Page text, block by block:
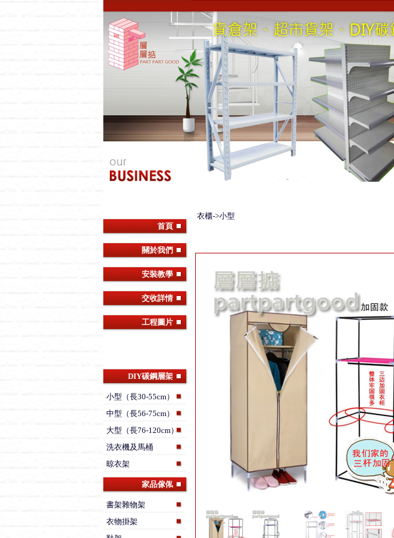
首頁
關於我們
安裝教學
交收詳情
工程圖片
DIY碳鋼層架
小型（長30-55cm）
中型（長56-75cm）
大型（長76-120cm）
洗衣機及馬桶
晾衣架
家品傢俬
書架雜物架
衣物掛架
衣櫃->小型